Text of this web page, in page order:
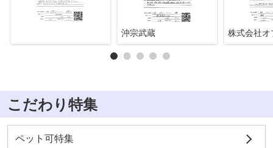
沖宗武蔵
こだわり特集
ペット可特集